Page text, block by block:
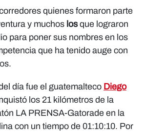
quienes formaron parte
y muchos losque lograron
para poner sus nombres en los
que ha tenido auge con
día fue el guatemalteco Diego
los 21 kilómetros de la
LA PRENSA-Gatorade en la
con un tiempo de 01:10:10. Por